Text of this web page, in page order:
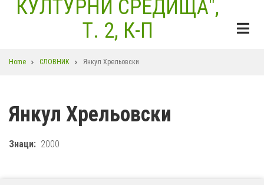
КУЛТУРНИ СРЕДИЩА",
Т. 2, К-П
Breadcrumb
Home СЛОВНИК Янкул Хрельовски
Янкул Хрельовски
Знаци 2000